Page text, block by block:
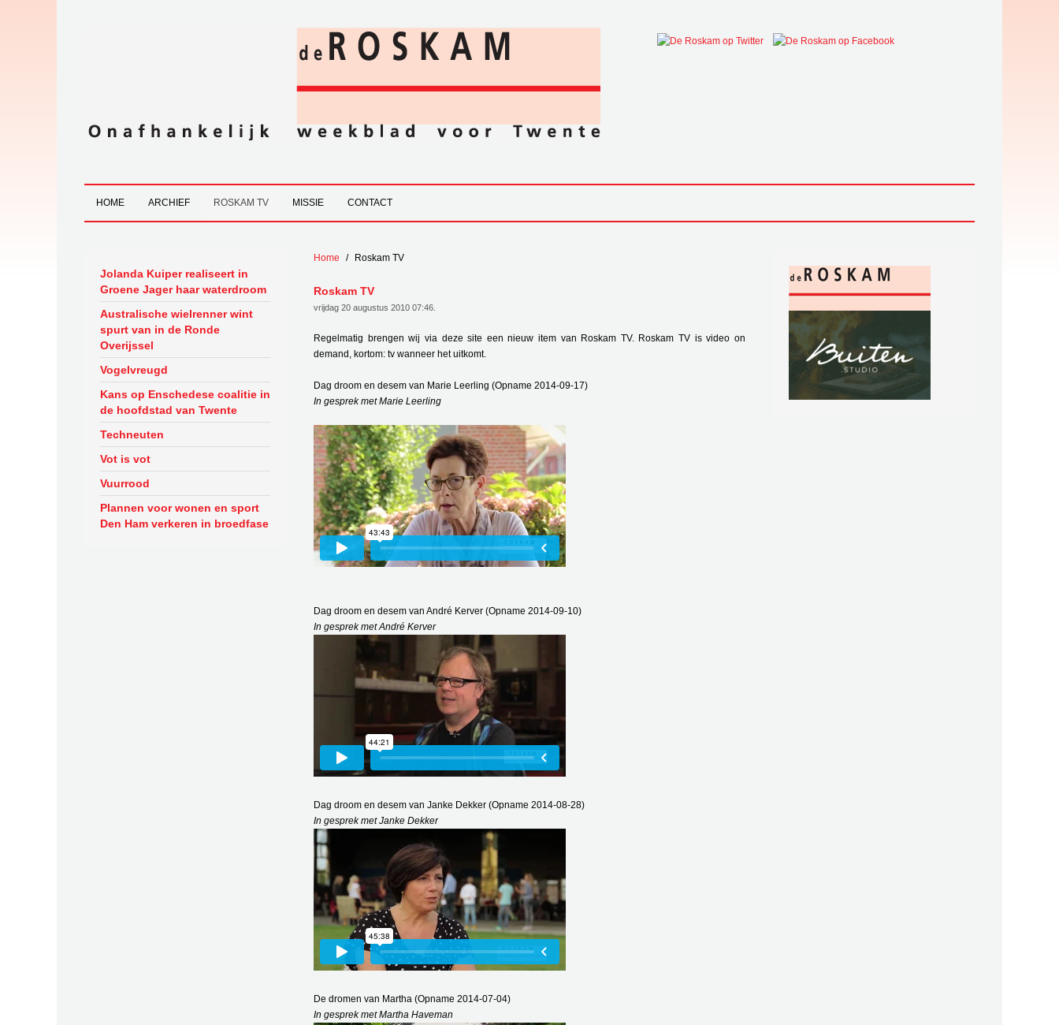
HOME ARCHIEF ROSKAM TV MISSIE CONTACT
Home Roskam TV
Roskam TV
vrijdag 20 augustus 2010 07:46
Regelmatig brengen wij via deze site een nieuw item van Roskam TV. Roskam TV is video on
demand, kortom: tv wanneer het uitkomt.
Dag droom en desem van Marie Leerling (Opname 2014-09-17)
In gesprek met Marie Leerling
Dag droom en desem van André Kerver (Opname 2014-09-10)
In gesprek met André Kerver
Dag droom en desem van Janke Dekker (Opname 2014-08-28)
In gesprek met Janke Dekker
De dromen van Martha (Opname 2014-07-04)
In gesprek met Martha Haveman
Jolanda Kuiper realiseert in
Groene Jager haar waterdroom
Australische wielrenner wint
spurt van in de Ronde
Overijssel
Vogelvreugd
Kans op Enschedese coalitie in
de hoofdstad van Twente
Techneuten
Vot is vot
Vuurrood
Plannen voor wonen en sport
Den Ham verkeren in broedfase